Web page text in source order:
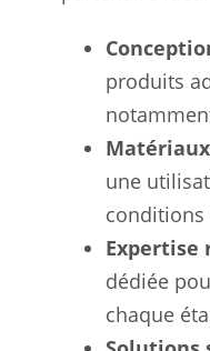
produits
une
Expertise
dédiée
chaque